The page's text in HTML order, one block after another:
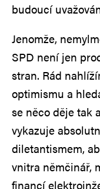
budoucí
Jenomže,
SPD není jen
stran. Rád
optimismu a
se něco děje tak
vykazuje
diletantismem,
vnitra němčinář,
financí